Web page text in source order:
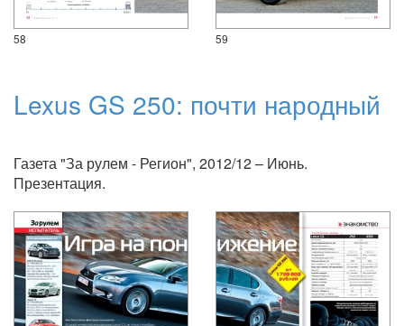
58 59
Lexus GS 250: почти народный
Газета "За рулем - Регион", 2012/12 – Июнь.
Презентация.